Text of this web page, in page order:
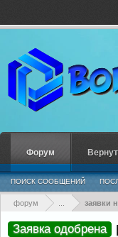
форум заявки
Заявка одобрена
Форум
ПОИСК СООБЩЕНИЙ